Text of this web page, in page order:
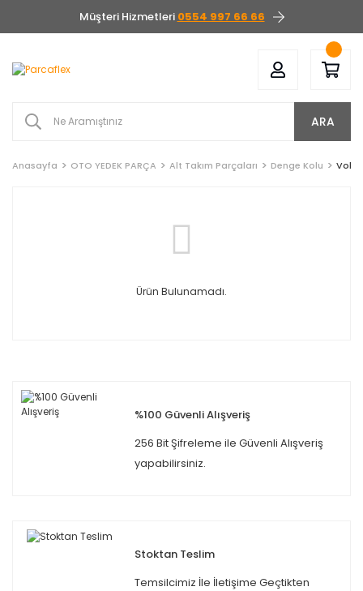
Müşteri Hizmetleri 0554 997 66 66
ARA
Anasayfa OTO YEDEK PARÇA Alt Takım Parçaları Denge Kolu Volvo
Ürün Bulunamadı.
%100 Güvenli Alışveriş
256 Bit Şifreleme ile Güvenli Alışveriş
yapabilirsiniz.
Stoktan Teslim
Temsilcimiz İle İletişime Geçtikten